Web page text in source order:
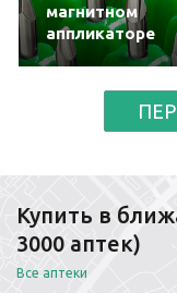
магнитном
аппликаторе
Купить в
3000 аптек)
Все аптеки